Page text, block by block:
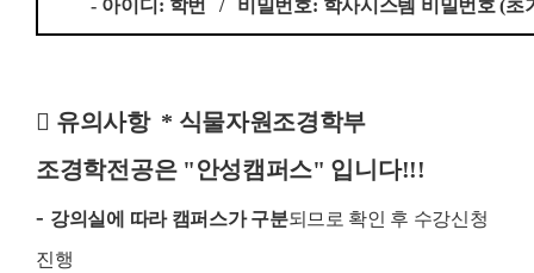
- 아이디 : 학번 / 비밀번호: 학사시스템 비밀번호 (초
 유의사항 * 식물자원조경학부
조경학전공은 "안성캠퍼스" 입니다!!!
- 강의실에 따라 캠퍼스가 구분되므로 확인 후 수강신청
진행